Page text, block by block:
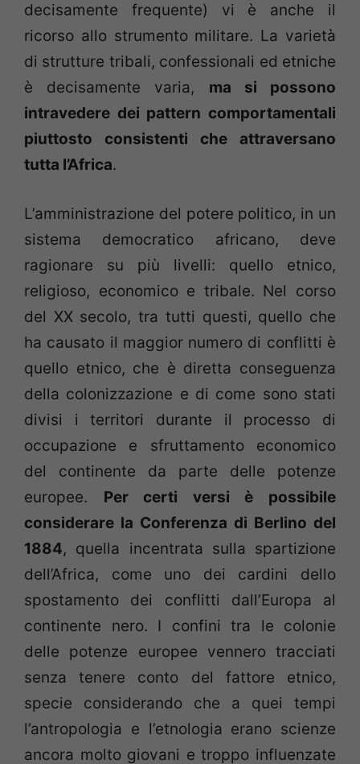
decisamente frequente) vi è anche il
ricorso allo strumento militare. La varietà
di strutture tribali, confessionali ed etniche
è decisamente varia, ma si possono
intravedere dei pattern comportamentali
piuttosto consistenti che attraversano
tutta l’Africa.
L’amministrazione del potere politico, in un
sistema democratico africano, deve
ragionare su più livelli: quello etnico,
religioso, economico e tribale. Nel corso
del XX secolo, tra tutti questi, quello che
ha causato il maggior numero di conflitti è
quello etnico, che è diretta conseguenza
della colonizzazione e di come sono stati
divisi i territori durante il processo di
occupazione e sfruttamento economico
del continente da parte delle potenze
europee. Per certi versi è possibile
considerare la Conferenza di Berlino del
1884, quella incentrata sulla spartizione
dell’Africa, come uno dei cardini dello
spostamento dei conflitti dall’Europa al
continente nero. I confini tra le colonie
delle potenze europee vennero tracciati
senza tenere conto del fattore etnico,
specie considerando che a quei tempi
l’antropologia e l’etnologia erano scienze
ancora molto giovani e troppo influenzate